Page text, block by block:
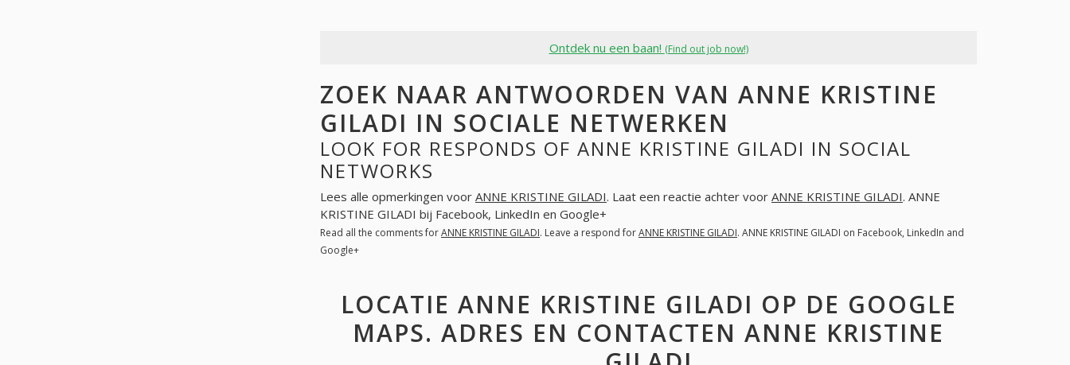
Ontdek nu een baan! (Find out job now!)
ZOEK NAAR ANTWOORDEN VAN ANNE KRISTINE
GILADI IN SOCIALE NETWERKEN
LOOK FOR RESPONDS OF ANNE KRISTINE GILADI IN SOCIAL
NETWORKS
Lees alle opmerkingen voor ANNE KRISTINE GILADI. Laat een reactie achter voor ANNE KRISTINE GILADI. ANNE
KRISTINE GILADI bij Facebook, LinkedIn en Google+
Read all the comments forANNE KRISTINE GILADI. Leave a respond forANNE KRISTINE GILADI. ANNE KRISTINE GILADI on Facebook, LinkedIn and
Google+
LOCATIE ANNE KRISTINE GILADI OP DE GOOGLE
MAPS. ADRES EN CONTACTEN ANNE KRISTINE